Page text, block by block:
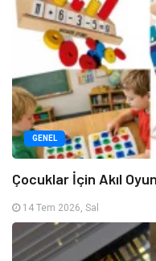
GENEL
Çocuklar İçin Akıl
14 Tem 2026, Sal